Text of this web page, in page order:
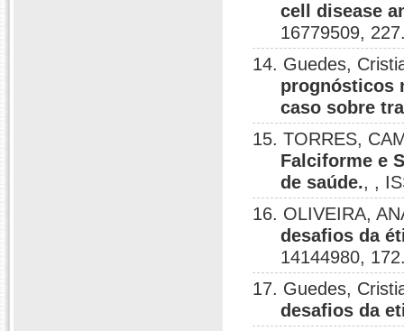
cell disease
16779509,
14. Guedes,
prognósticos
caso sobre
15. TORRES,
Falciforme e
de saúde., ,
16. OLIVEIRA,
desafios da
14144980,
17. Guedes,
desafios da